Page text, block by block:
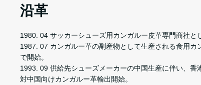
沿革
1980. 04 サッカーシューズ用カンガルー皮革専門商社と
1987. 07 カンガルー革の副産物として生産される食用カ
で開始。
1993. 09 供給先シューズメーカーの中国生産に伴い、香
対中国向けカンガルー革輸出開始。